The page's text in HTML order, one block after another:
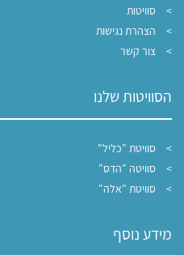
סוויטות
הצהרת נגישות
צור קשר
הסוויטות שלנו
סוויטת "כליל"
סוויטה "הדס"
סוויטת "אלה"
מידע נוסף